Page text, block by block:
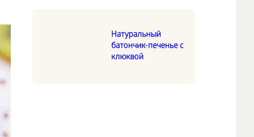
Натуральный
батончик-печенье с
клюквой